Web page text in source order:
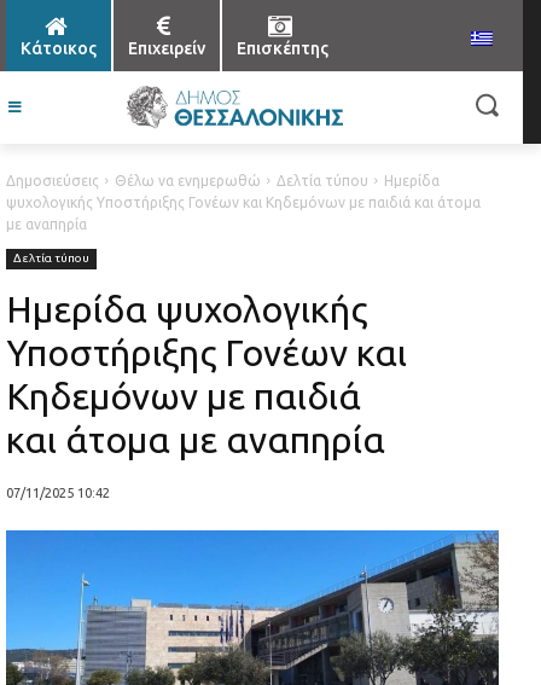
Κάτοικος Επιχειρείν Επισκέπτης
Δημοσιεύσεις Θέλω να ενημερωθώ Δελτία τύπου
Ημερίδα
ψυχολογικής Υποστήριξης Γονέων και Κηδεμόνων με παιδιά και άτομα
με αναπηρία
Δελτία τύπου
Ημερίδα ψυχολογικής
Υποστήριξης Γονέων και
Κηδεμόνων με παιδιά
και άτομα με αναπηρία
07/11/2025 10:42